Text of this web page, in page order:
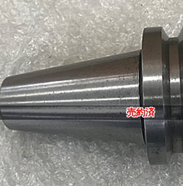
売約済